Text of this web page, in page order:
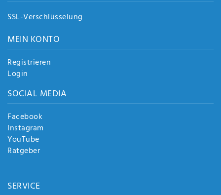
SSL-Verschlüsselung
MEIN KONTO
Registrieren
Login
SOCIAL MEDIA
Facebook
Instagram
YouTube
Ratgeber
SERVICE